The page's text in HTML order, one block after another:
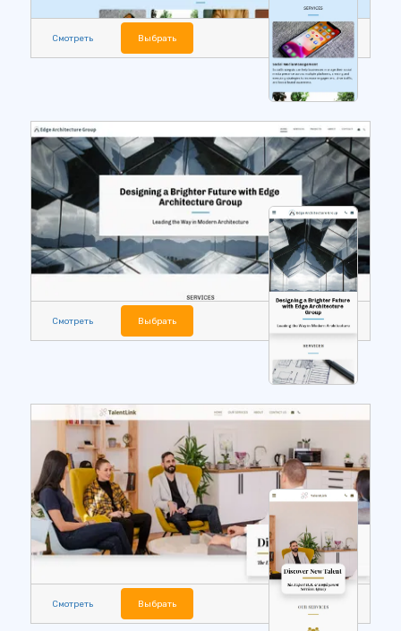
Смотреть Выбрать
Смотреть Выбрать
Смотреть Выбрать